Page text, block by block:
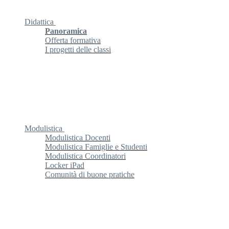
Didattica
Panoramica
Offerta formativa
I progetti delle classi
Modulistica
Modulistica Docenti
Modulistica Famiglie e Studenti
Modulistica Coordinatori
Locker iPad
Comunità di buone pratiche